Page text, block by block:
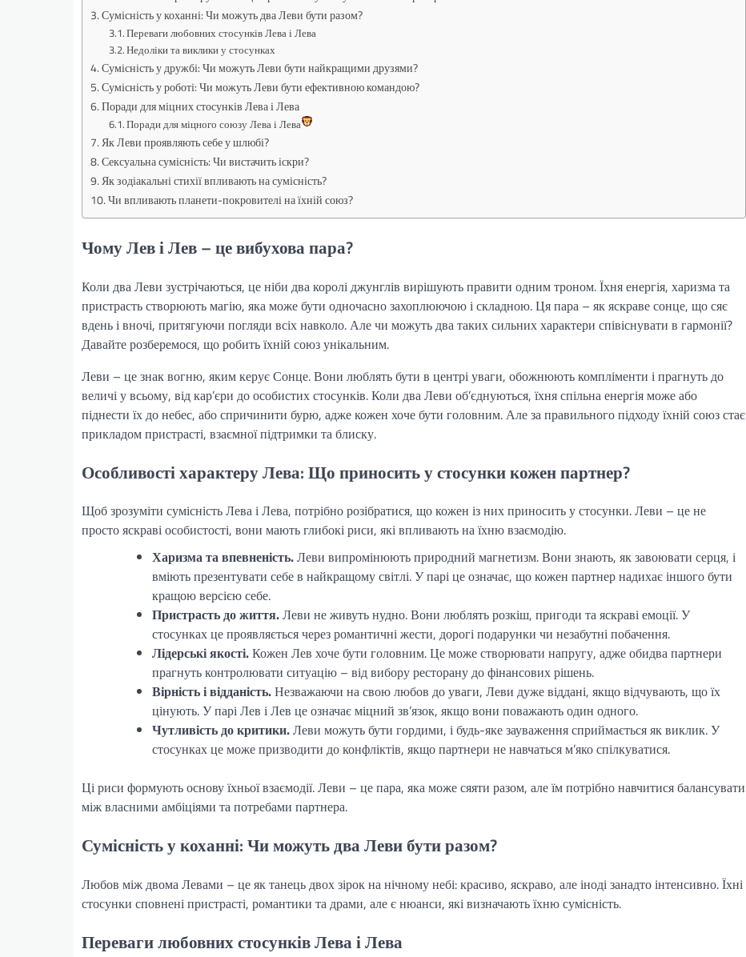
Сумісність у коханні: Чи можуть два Леви бути разом?
Переваги любовних стосунків Лева і Лева
Недоліки та виклики у стосунках
Сумісність у дружбі: Чи можуть Леви бути найкращими друзями?
Сумісність у роботі: Чи можуть Леви бути ефективною командою?
Поради для міцних стосунків Лева і Лева
Поради для міцного союзу Лева і Лева
Як Леви проявляють себе у шлюбі?
Сексуальна сумісність: Чи вистачить іскри?
Як зодіакальні стихії впливають на сумісність?
Чи впливають планети-покровителі на їхній союз?
Чому Лев і Лев – це вибухова пара?
Коли два Леви зустрічаються, це ніби два королі джунглів вирішують правити одним троном. Їхня енергія, харизма та
пристрасть створюють магію, яка може бути одночасно захоплюючою і складною. Ця пара – як яскраве сонце, що сяє
вдень і вночі, притягуючи погляди всіх навколо. Але чи можуть два таких сильних характери співіснувати в гармонії?
Давайте розберемося, що робить їхній союз унікальним.
Леви – це знак вогню, яким керує Сонце. Вони люблять бути в центрі уваги, обожнюють компліменти і прагнуть до
величі у всьому, від кар’єри до особистих стосунків. Коли два Леви об’єднуються, їхня спільна енергія може або
піднести їх до небес, або спричинити бурю, адже кожен хоче бути головним. Але за правильного підходу їхній союз стає
прикладом пристрасті, взаємної підтримки та блиску.
Особливості характеру Лева: Що приносить у стосунки кожен партнер?
Щоб зрозуміти сумісність Лева і Лева, потрібно розібратися, що кожен із них приносить у стосунки. Леви – це не
просто яскраві особистості, вони мають глибокі риси, які впливають на їхню взаємодію.
Харизма та впевненість.Леви випромінюють природний магнетизм. Вони знають, як завоювати серця, і
вміють презентувати себе в найкращому світлі. У парі це означає, що кожен партнер надихає іншого бути
кращою версією себе.
Пристрасть до життя.Леви не живуть нудно. Вони люблять розкіш, пригоди та яскраві емоції. У
стосунках це проявляється через романтичні жести, дорогі подарунки чи незабутні побачення.
Лідерські якості.Кожен Лев хоче бути головним. Це може створювати напругу, адже обидва партнери
прагнуть контролювати ситуацію – від вибору ресторану до фінансових рішень.
Вірність і відданість.Незважаючи на свою любов до уваги, Леви дуже віддані, якщо відчувають, що їх
цінують. У парі Лев і Лев це означає міцний зв’язок, якщо вони поважають один одного.
Чутливість до критики.Леви можуть бути гордими, і будь-яке зауваження сприймається як виклик. У
стосунках це може призводити до конфліктів, якщо партнери не навчаться м’яко спілкуватися.
Ці риси формують основу їхньої взаємодії. Леви – це пара, яка може сяяти разом, але їм потрібно навчитися балансувати
між власними амбіціями та потребами партнера.
Сумісність у коханні: Чи можуть два Леви бути разом?
Любов між двома Левами – це як танець двох зірок на нічному небі: красиво, яскраво, але іноді занадто інтенсивно. Їхні
стосунки сповнені пристрасті, романтики та драми, але є нюанси, які визначають їхню сумісність.
Переваги любовних стосунків Лева і Лева